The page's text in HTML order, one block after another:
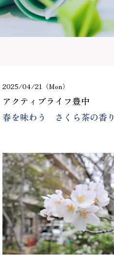
2025/04/21（Mon）
アクティブライフ豊中
春を味わう さくら茶の香り